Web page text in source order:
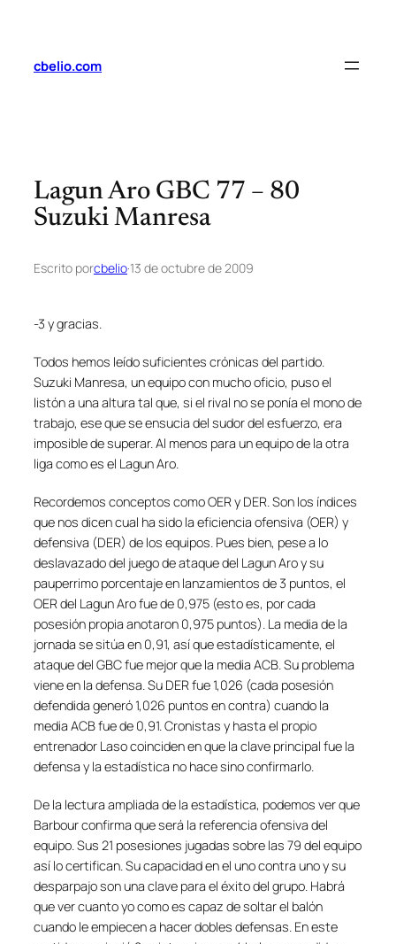
contenido
cbelio.com
Lagun Aro GBC 77 – 80
Suzuki Manresa
Escrito porcbelio·13 de octubre de 2009
-3 y gracias.
Todos hemos leído suficientes crónicas del partido.
Suzuki Manresa, un equipo con mucho oficio, puso el
listón a una altura tal que, si el rival no se ponía el mono de
trabajo, ese que se ensucia del sudor del esfuerzo, era
imposible de superar. Al menos para un equipo de la otra
liga como es el Lagun Aro.
Recordemos conceptos como OER y DER. Son los índices
que nos dicen cual ha sido la eficiencia ofensiva (OER) y
defensiva (DER) de los equipos. Pues bien, pese a lo
deslavazado del juego de ataque del Lagun Aro y su
pauperrimo porcentaje en lanzamientos de 3 puntos, el
OER del Lagun Aro fue de 0,975 (esto es, por cada
posesión propia anotaron 0,975 puntos). La media de la
jornada se sitúa en 0,91, así que estadísticamente, el
ataque del GBC fue mejor que la media ACB. Su problema
viene en la defensa. Su DER fue 1,026 (cada posesión
defendida generó 1,026 puntos en contra) cuando la
media ACB fue de 0,91. Cronistas y hasta el propio
entrenador Laso coinciden en que la clave principal fue la
defensa y la estadística no hace sino confirmarlo.
De la lectura ampliada de la estadística, podemos ver que
Barbour confirma que será la referencia ofensiva del
equipo. Sus 21 posesiones jugadas sobre las 79 del equipo
así lo certifican. Su capacidad en el uno contra uno y su
desparpajo son una clave para el éxito del grupo. Habrá
que ver cuanto yo como es capaz de soltar el balón
cuando le empiecen a hacer dobles defensas. En este